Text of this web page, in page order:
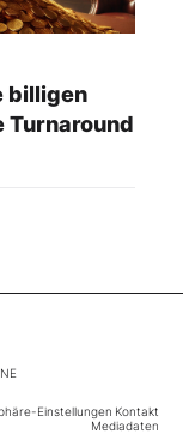
billigen
Turnaround
Einstellungen Kontakt
Mediadaten